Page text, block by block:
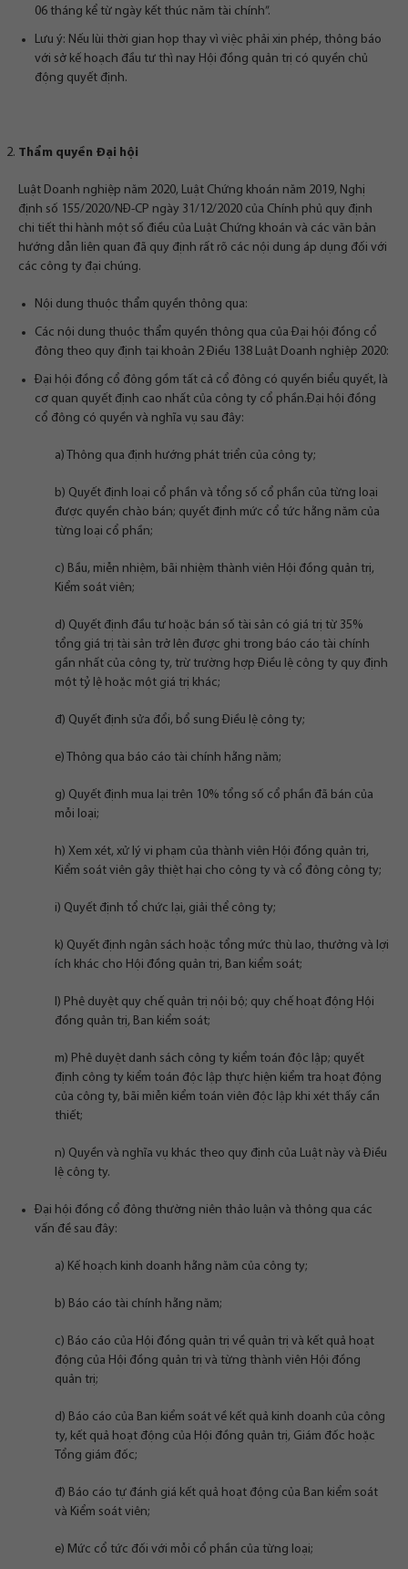
06 tháng kể từ ngày kết thúc năm tài chính”.
Lưu ý: Nếu lùi thời gian họp thay vì việc phải xin phép, thông báo
với sở kế hoạch đầu tư thì nay Hội đồng quản trị có quyền chủ
động quyết định.
Thẩm quyền Đại hội
Luật Doanh nghiệp năm 2020, Luật Chứng khoán năm 2019, Nghị
định số 155/2020/NĐ-CP ngày 31/12/2020 của Chính phủ quy định
chi tiết thi hành một số điều của Luật Chứng khoán và các văn bản
hướng dẫn liên quan đã quy định rất rõ các nội dung áp dụng đối với
các công ty đại chúng.
Nội dung thuộc thẩm quyền thông qua:
Các nội dung thuộc thẩm quyền thông qua của Đại hội đồng cổ
đông theo quy định tại khoản 2 Điều 138 Luật Doanh nghiệp 2020:
Đại hội đồng cổ đông gồm tất cả cổ đông có quyền biểu quyết, là
cơ quan quyết định cao nhất của công ty cổ phần.Đại hội đồng
cổ đông có quyền và nghĩa vụ sau đây:
a) Thông qua định hướng phát triển của công ty;
b) Quyết định loại cổ phần và tổng số cổ phần của từng loại
được quyền chào bán; quyết định mức cổ tức hằng năm của
từng loại cổ phần;
c) Bầu, miễn nhiệm, bãi nhiệm thành viên Hội đồng quản trị,
Kiểm soát viên;
d) Quyết định đầu tư hoặc bán số tài sản có giá trị từ 35%
tổng giá trị tài sản trở lên được ghi trong báo cáo tài chính
gần nhất của công ty, trừ trường hợp Điều lệ công ty quy định
một tỷ lệ hoặc một giá trị khác;
đ) Quyết định sửa đổi, bổ sung Điều lệ công ty;
e) Thông qua báo cáo tài chính hằng năm;
g) Quyết định mua lại trên 10% tổng số cổ phần đã bán của
mỗi loại;
h) Xem xét, xử lý vi phạm của thành viên Hội đồng quản trị,
Kiểm soát viên gây thiệt hại cho công ty và cổ đông công ty;
i) Quyết định tổ chức lại, giải thể công ty;
k) Quyết định ngân sách hoặc tổng mức thù lao, thưởng và lợi
ích khác cho Hội đồng quản trị, Ban kiểm soát;
l) Phê duyệt quy chế quản trị nội bộ; quy chế hoạt động Hội
đồng quản trị, Ban kiểm soát;
m) Phê duyệt danh sách công ty kiểm toán độc lập; quyết
định công ty kiểm toán độc lập thực hiện kiểm tra hoạt động
của công ty, bãi miễn kiểm toán viên độc lập khi xét thấy cần
thiết;
n) Quyền và nghĩa vụ khác theo quy định của Luật này và Điều
lệ công ty.
Đại hội đồng cổ đông thường niên thảo luận và thông qua các
vấn đề sau đây:
a) Kế hoạch kinh doanh hằng năm của công ty;
b) Báo cáo tài chính hằng năm;
c) Báo cáo của Hội đồng quản trị về quản trị và kết quả hoạt
động của Hội đồng quản trị và từng thành viên Hội đồng
quản trị;
d) Báo cáo của Ban kiểm soát về kết quả kinh doanh của công
ty, kết quả hoạt động của Hội đồng quản trị, Giám đốc hoặc
Tổng giám đốc;
đ) Báo cáo tự đánh giá kết quả hoạt động của Ban kiểm soát
và Kiểm soát viên;
e) Mức cổ tức đối với mỗi cổ phần của từng loại;